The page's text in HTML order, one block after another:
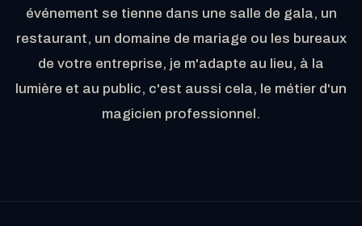
événement se tienne dans une salle de gala, un
restaurant, un domaine de mariage ou les bureaux
de votre entreprise, je m'adapte au lieu, à la
lumière et au public, c'est aussi cela, le métier d'un
magicien professionnel.